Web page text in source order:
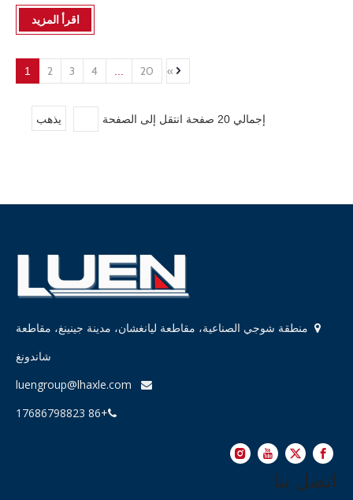
الشاحنات ومديري الأساطيل. وهنا أعلى 10
اقرأ المزيد
1 2 3 4 20 »
إجمالي 20 صفحة انتقل إلى الصفحة يذهب

منطقة شوجي الصناعية، مقاطعة ليانغشان، مدينة جينينغ، مقاطعة
شاندونغ

luengroup@lhaxle.com

+86 17686798823
اتصل بنا